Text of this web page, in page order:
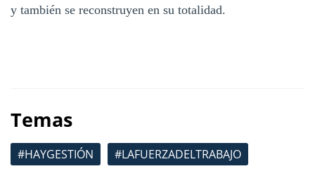
y también se reconstruyen en su totalidad.
Temas
#HAYGESTIÓN
#LAFUERZADELTRABAJO